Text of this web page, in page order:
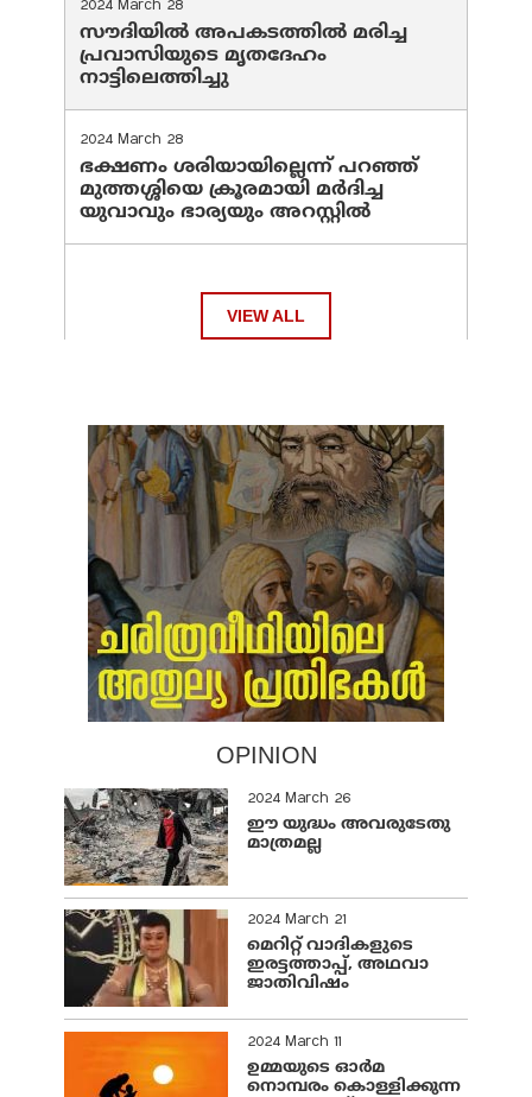
2024 March 28
സൗദിയില്‍ അപകടത്തില്‍ മരിച്ച
പ്രവാസിയുടെ മൃതദേഹം
നാട്ടിലെത്തിച്ചു
2024 March 28
ഭക്ഷണം ശരിയായില്ലെന്ന് പറഞ്ഞ്
മുത്തശ്ശിയെ ക്രൂരമായി മര്‍ദിച്ച
യുവാവും ഭാര്യയും അറസ്റ്റില്‍
VIEW ALL
OPINION
2024 March 26
ഈ യുദ്ധം അവരുടേതു
മാത്രമല്ല
2024 March 21
മെറിറ്റ് വാദികളുടെ
ഇരട്ടത്താപ്പ്, അഥവാ
ജാതിവിഷം
2024 March 11
ഉമ്മയുടെ ഓർമ
നൊമ്പരം കൊള്ളിക്കുന്ന